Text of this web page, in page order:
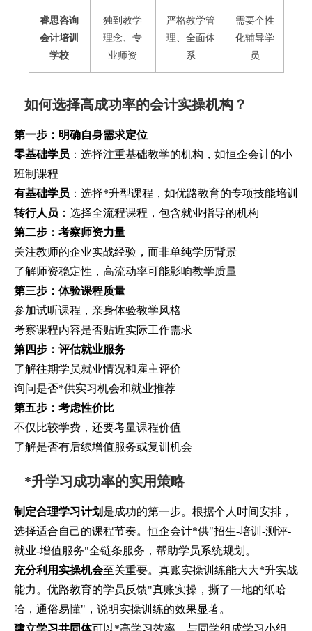
睿思咨询
会计培训
学校
独到教学
理念、专
业师资
严格教学管
理、全面体
系
需要个性
化辅导学
员
如何选择高成功率的会计实操机构？
第一步：明确自身需求定位
零基础学员 ：选择注重基础教学的机构，如恒企会计的小
班制课程
有基础学员 ：选择*升型课程，如优路教育的专项技能培训
转行人员 ：选择全流程课程，包含就业指导的机构
第二步：考察师资力量
关注教师的企业实战经验，而非单纯学历背景
了解师资稳定性，高流动率可能影响教学质量
第三步：体验课程质量
参加试听课程，亲身体验教学风格
考察课程内容是否贴近实际工作需求
第四步：评估就业服务
了解往期学员就业情况和雇主评价
询问是否*供实习机会和就业推荐
第五步：考虑性价比
不仅比较学费，还要考量课程价值
了解是否有后续增值服务或复训机会
*升学习成功率的实用策略
制定合理学习计划 是成功的第一步。根据个人时间安排，
选择适合自己的课程节奏。恒企会计*供"招生-培训-测评-
就业-增值服务"全链条服务，帮助学员系统规划。
充分利用实操机会至关重要。真账实操训练能大大*升实战
能力。优路教育的学员反馈"真账实操，撕了一地的纸哈
哈，通俗易懂"，说明实操训练的效果显著。
建立学习共同体可以*高学习效率。与同学组成学习小组，